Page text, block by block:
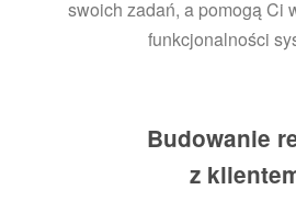
swoich zadań, a pomogą Ci
funkcjonalności
Budowanie
z